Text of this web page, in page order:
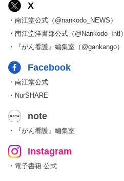
X
・南江堂公式（@nankodo_NEWS）
・南江堂洋書部公式（@Nankodo_Intl）
・『がん看護』編集室（@gankango）
Facebook
・南江堂公式
・NurSHARE
note
・『がん看護』編集室
Instagram
・電子書籍 公式